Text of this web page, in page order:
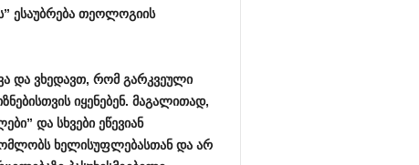
” ესაუბრება თეოლოგიის
და ვხედავთ, რომ გარკვეული
იყენებენ. მაგალითად,
” და სხვები ეწევიან
ხელისუფლებასთან და არ